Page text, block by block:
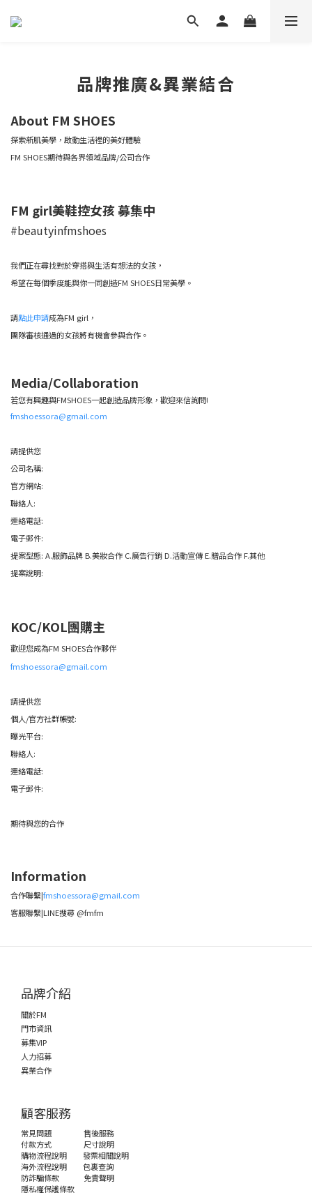
品牌推廣&異業結合
About FM SHOES
探索新肌美學，啟動生活裡的美好體驗
FM SHOES期待與各界領域品牌/公司合作
FM girl美鞋控女孩 募集中
#beautyinfmshoes
我們正在尋找對於穿搭與生活有想法的女孩，
希望在每個季度能與你一同創造FM SHOES日常美學。
請點此申請成為FM girl，
團隊審核通過的女孩將有機會參與合作。
Media/Collaboration
若您有興趣與FMSHOES一起創造品牌形象，歡迎來信詢問!
fmshoessora@gmail.com
請提供您
公司名稱:
官方網站:
聯絡人:
連絡電話:
電子郵件:
提案型態: A.服飾品牌 B.美妝合作 C.廣告行銷 D.活動宣傳 E.贈品合作 F.其他
提案說明:
KOC/KOL團購主
歡迎您成為FM SHOES合作夥伴
fmshoessora@gmail.com
請提供您
個人/官方社群帳號:
曝光平台:
聯絡人:
連絡電話:
電子郵件:
期待與您的合作
Information
合作聯繫|fmshoessora@gmail.com
客服聯繫|LINE搜尋 @fmfm
品牌介紹
關於FM
門市資訊
募集VIP
人力招募
異業合作
顧客服務
常見問題
售後服務
付款方式
尺寸說明
購物流程說明
發票相關說明
海外流程說明
包裏查詢
防詐騙條款
免責聲明
隱私權保護條款